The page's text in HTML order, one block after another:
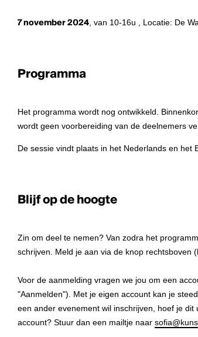
7 november 2024, van 10-16u , Locatie: De
Programma
Het programma wordt nog ontwikkeld.
wordt geen voorbereiding van de deelnemers
De sessie vindt plaats in het Nederlands en
Blijf op de hoogte
Zin om deel te nemen? Van zodra het
schrijven. Meld je aan via de knop rechtsboven
Voor de aanmelding vragen we jou om een
"Aanmelden"). Met je eigen account kan je
een ander evenement wil inschrijven, hoef je
account? Stuur dan een mailtje naar